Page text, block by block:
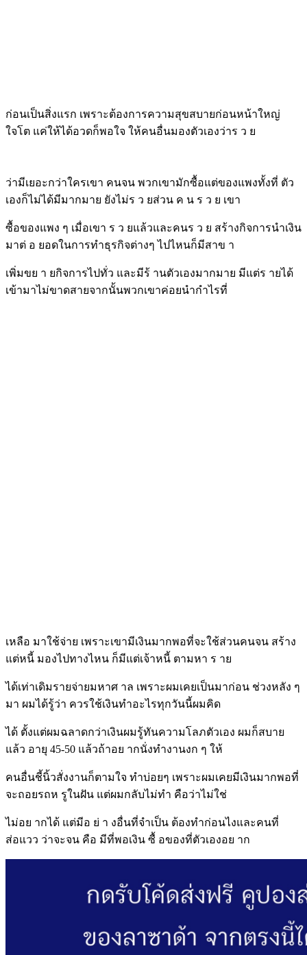
ก่อนเป็นสิ่งแรก เพราะต้องการความสุขสบายก่อนหน้าใหญ่
ใจโต แค่ให้ได้อวดก็พอใจ ให้คนอื่นมองตัวเองว่าร ว ย
ว่ามีเยอะกว่าใครเขา คนจน พวกเขามักซื้อแต่ของแพงทั้งที่ ตัว
เองก็ไม่ได้มีมากมาย ยังไม่ร ว ยส่วน ค น ร ว ย เขา
ซื้อของแพง ๆ เมื่อเขา ร ว ยแล้วและคนร ว ย สร้างกิจการนำเงิน
มาต่ อ ยอดในการทำธุรกิจต่างๆ ไปไหนก็มีสาข า
เพิ่มขย า ยกิจการไปทั่ว และมีร้ านตัวเองมากมาย มีแต่ร ายได้
เข้ามาไม่ขาดสายจากนั้นพวกเขาค่อยนำกำไรที่
เหลือ มาใช้จ่าย เพราะเขามีเงินมากพอที่จะใช้ส่วนคนจน สร้าง
แต่หนี้ มองไปทางไหน ก็มีแต่เจ้าหนี้ ตามหา ร าย
ได้เท่าเดิมรายจ่ายมหาศ าล เพราะผมเคยเป็นมาก่อน ช่วงหลัง ๆ
มา ผมได้รู้ว่า ควรใช้เงินทำอะไรทุกวันนี้ผมคิด
ได้ ตั้งแต่ผมฉลาดกว่าเงินผมรู้ทันความโลภตัวเอง ผมก็สบาย
แล้ว อายุ 45-50 แล้วถ้าอย ากนั่งทำงานงก ๆ ให้
คนอื่นชี้นิ้วสั่งงานก็ตามใจ ทำบ่อยๆ เพราะผมเคยมีเงินมากพอที่
จะถอยรถห รูในฝัน แต่ผมกลับไม่ทำ คือว่าไม่ใช่
ไม่อย ากได้ แต่มีอ ย่ า งอื่นที่จำเป็น ต้องทำก่อนไงและคนที่
ส่อแวว ว่าจะจน คือ มีที่พอเงิน ซื้ อของที่ตัวเองอย าก